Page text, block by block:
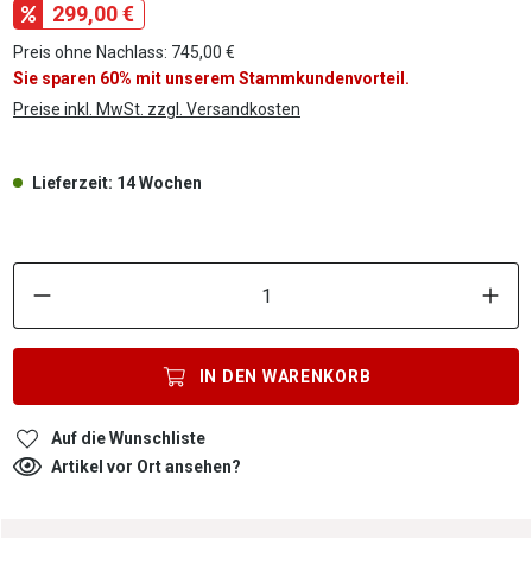
299,00 €
Preis ohne Nachlass: 745,00 €
Sie sparen 60% mit unserem Stammkundenvorteil.
Preise inkl. MwSt. zzgl. Versandkosten
Lieferzeit: 14 Wochen
IN DEN WARENKORB
Auf die Wunschliste
Artikel vor Ort ansehen?